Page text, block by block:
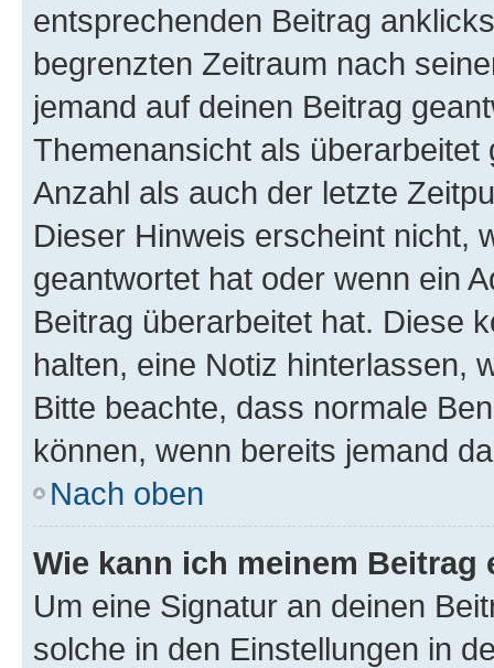
entsprechenden Beitrag
begrenzten Zeitraum nach
jemand auf deinen Beitrag
Themenansicht als
Anzahl als auch der letzte
Dieser Hinweis erscheint nicht,
geantwortet hat oder wenn ein
Beitrag überarbeitet hat. Diese
halten, eine Notiz hinterlassen,
Bitte beachte, dass normale
können, wenn bereits jemand
Nach oben
Wie kann ich meinem
Um eine Signatur an deinen
solche in den Einstellungen in